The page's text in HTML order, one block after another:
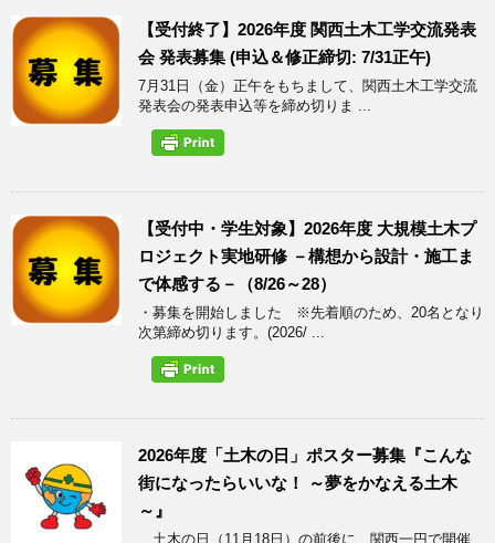
【受付終了】2026年度 関西土木工学交流発表
会 発表募集 (申込＆修正締切: 7/31正午)
7月31日（金）正午をもちまして、関西土木工学交流
発表会の発表申込等を締め切りま ...
【受付中・学生対象】2026年度 大規模土木プ
ロジェクト実地研修 －構想から設計・施工ま
で体感する－（8/26～28）
・募集を開始しました ※先着順のため、20名となり
次第締め切ります。(2026/ ...
2026年度「土木の日」ポスター募集『こんな
街になったらいいな！ ～夢をかなえる土木
～』
土木の日（11月18日）の前後に、関西一円で開催